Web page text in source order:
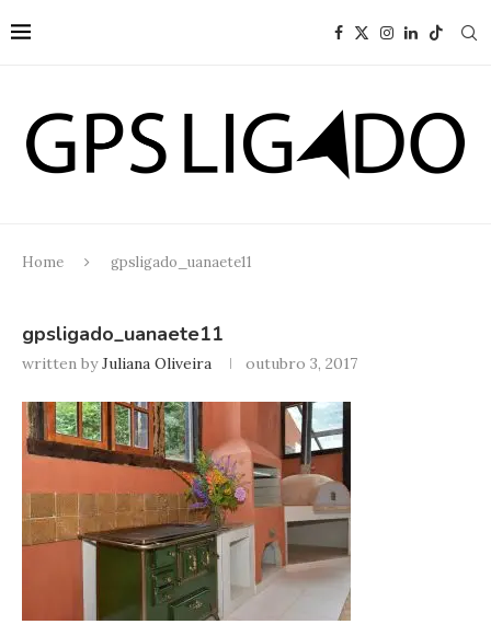
Home gpsligado_uanaete11
gpsligado_uanaete11
written byJuliana Oliveira outubro 3, 2017